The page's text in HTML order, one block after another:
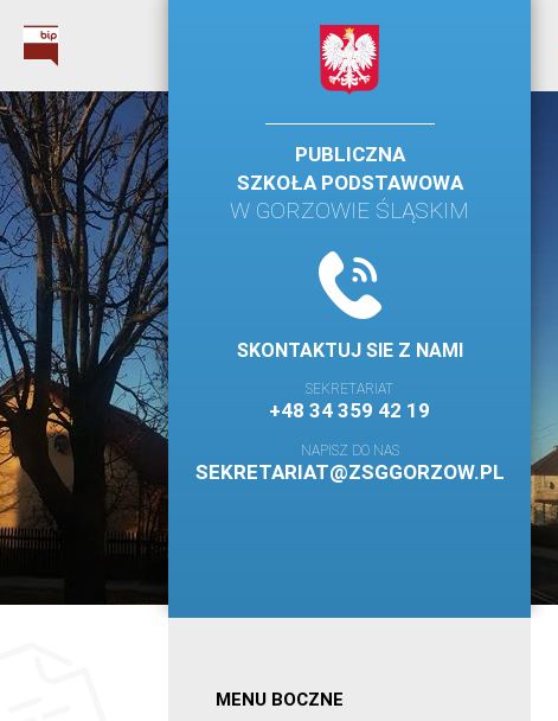
PUBLICZNA
SZKOŁA PODSTAWOWA
W GORZOWIE ŚLĄSKIM
SKONTAKTUJ SIE Z NAMI
SEKRETARIAT
+48 34 359 42 19
NAPISZ DO NAS
SEKRETARIAT@ZSGGORZOW.PL
MENU BOCZNE